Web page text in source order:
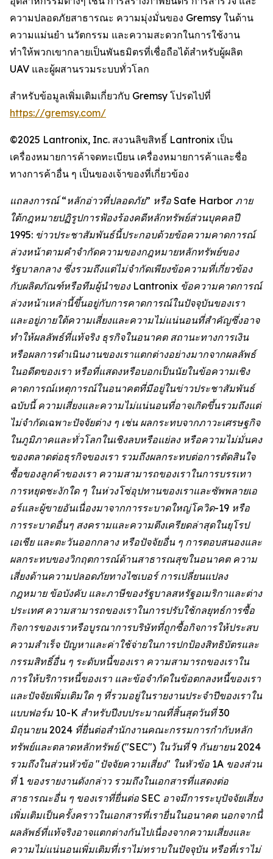
ความปลอดภัยสาธารณะ ความมุ่งมั่นของ Gremsy ในด้าน
ความแม่นยำ นวัตกรรม และความสะดวกในการใช้งาน
ทำให้พวกเขากลายเป็นพันธมิตรที่เชื่อถือได้สำหรับผู้ผลิต
UAV และผู้ผสานรวมระบบทั่วโลก
สำหรับข้อมูลเพิ่มเติมเกี่ยวกับ Gremsy โปรดไปที่
https://gremsy.com/
©2025 Lantronix, Inc. สงวนลิขสิทธิ์ Lantronix เป็น
เครื่องหมายการค้าจดทะเบียน เครื่องหมายการค้าและชื่อ
ทางการค้าอื่น ๆ เป็นของเจ้าของที่เกี่ยวข้อง
แถลงการณ์ “หลักอ่าวที่ปลอดภัย” หรือ Safe Harbor ภาย
ใต้กฎหมายปฏิรูปการฟ้องร้องคดีหลักทรัพย์ส่วนบุคคลปี
1995: ข่าวประชาสัมพันธ์นี้ประกอบด้วยข้อความคาดการณ์
ล่วงหน้าตามคำจำกัดความของกฎหมายหลักทรัพย์ของ
รัฐบาลกลาง ซึ่งรวมถึงแต่ไม่จำกัดเพียงข้อความที่เกี่ยวข้อง
กับผลิตภัณฑ์หรือทีมผู้นำของ Lantronix ข้อความคาดการณ์
ล่วงหน้าเหล่านี้ขึ้นอยู่กับการคาดการณ์ในปัจจุบันของเรา
และอยู่ภายใต้ความเสี่ยงและความไม่แน่นอนที่สำคัญซึ่งอาจ
ทำให้ผลลัพธ์ที่แท้จริง ธุรกิจในอนาคต สถานะทางการเงิน
หรือผลการดำเนินงานของเราแตกต่างอย่างมากจากผลลัพธ์
ในอดีตของเรา หรือที่แสดงหรือบอกเป็นนัยในข้อความเชิง
คาดการณ์เหตุการณ์ในอนาคตที่มีอยู่ในข่าวประชาสัมพันธ์
ฉบับนี้ ความเสี่ยงและความไม่แน่นอนที่อาจเกิดขึ้นรวมถึงแต่
ไม่จำกัดเฉพาะปัจจัยต่าง ๆ เช่น ผลกระทบจากภาวะเศรษฐกิจ
ในภูมิภาคและทั่วโลกในเชิงลบหรือแย่ลง หรือความไม่มั่นคง
ของตลาดต่อธุรกิจของเรา รวมถึงผลกระทบต่อการตัดสินใจ
ซื้อของลูกค้าของเรา ความสามารถของเราในการบรรเทา
การหยุดชะงักใด ๆ ในห่วงโซ่อุปทานของเราและซัพพลายเอ
อร์และผู้ขายอันเนื่องมาจากการระบาดใหญ่โควิด-19 หรือ
การระบาดอื่นๆ สงครามและความตึงเครียดล่าสุดในยุโรป
เอเชีย และตะวันออกกลาง หรือปัจจัยอื่น ๆ การตอบสนองและ
ผลกระทบของวิกฤตการณ์ด้านสาธารณสุขในอนาคต ความ
เสี่ยงด้านความปลอดภัยทางไซเบอร์ การเปลี่ยนแปลง
กฎหมาย ข้อบังคับ และภาษีของรัฐบาลสหรัฐอเมริกาและต่าง
ประเทศ ความสามารถของเราในการปรับใช้กลยุทธ์การซื้อ
กิจการของเราหรือบูรณาการบริษัทที่ถูกซื้อกิจการให้ประสบ
ความสำเร็จ ปัญหาและค่าใช้จ่ายในการปกป้องสิทธิบัตรและ
กรรมสิทธิ์อื่น ๆ ระดับหนี้ของเรา ความสามารถของเราใน
การให้บริการหนี้ของเรา และข้อจำกัดในข้อตกลงหนี้ของเรา
และปัจจัยเพิ่มเติมใด ๆ ที่รวมอยู่ในรายงานประจำปีของเราใน
แบบฟอร์ม 10-K สำหรับปีงบประมาณที่สิ้นสุดวันที่ 30
มิถุนายน 2024 ที่ยื่นต่อสำนักงานคณะกรรมการกำกับหลัก
ทรัพย์และตลาดหลักทรัพย์ ("SEC") ในวันที่ 9 กันยายน 2024
รวมถึงในส่วนหัวข้อ "ปัจจัยความเสี่ยง" ในหัวข้อ 1A ของส่วน
ที่ 1 ของรายงานดังกล่าว รวมถึงในเอกสารที่แสดงต่อ
สาธารณะอื่น ๆ ของเราที่ยื่นต่อ SEC อาจมีการระบุปัจจัยเสี่ยง
เพิ่มเติมเป็นครั้งคราวในเอกสารที่เรายื่นในอนาคต นอกจากนี้
ผลลัพธ์ที่แท้จริงอาจแตกต่างกันไปเนื่องจากความเสี่ยงและ
ความไม่แน่นอนเพิ่มเติมที่เราไม่ทราบในปัจจุบัน หรือที่เราไม่